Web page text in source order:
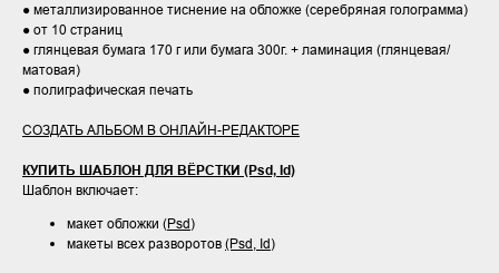
● металлизированное тиснение на обложке (серебряная голограмма)
● от 10 страниц
● глянцевая бумага 170 г или бумага 300г. + ламинация (глянцевая/
матовая)
● полиграфическая печать
СОЗДАТЬ АЛЬБОМ В ОНЛАЙН-РЕДАКТОРЕ
КУПИТЬ ШАБЛОН ДЛЯ ВЁРСТКИ (Psd, Id)
Шаблон включает:
макет обложки (Psd)
макеты всех разворотов (Psd, Id)